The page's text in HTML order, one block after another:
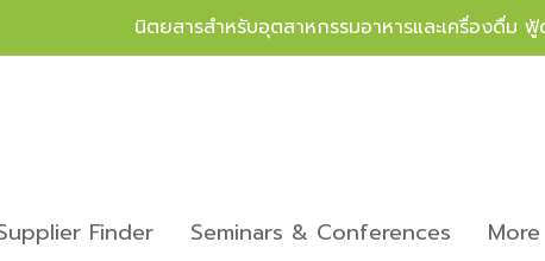
นิตยสารสำหรับอุตสาหกรรมอาหารและเครื่องดื่ม
Finder Seminars & Conferences More